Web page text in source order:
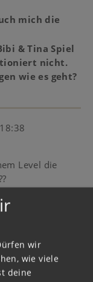
mich die
& Tina Spiel
nicht.
wie es geht?
Level die
- 15:33
wir
wie viele
deine